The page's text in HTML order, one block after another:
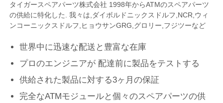
ニュース
すべての場合
見積依頼
タイガースペアパーツ株式会社 1998年からATMのスペアパーツ
の供給に特化した. 我々は,ダイボルドニックスドルフ,NCR,ウィ
ンコーニックスドルフ,ヒョウサンGRG,グロリー,フジツーなど
世界中に迅速な配送と豊富な在庫
プロのエンジニアが 配達前に製品をテストする
供給された製品に対する3ヶ月の保証
完全なATMモジュールと個々のスペアパーツの供